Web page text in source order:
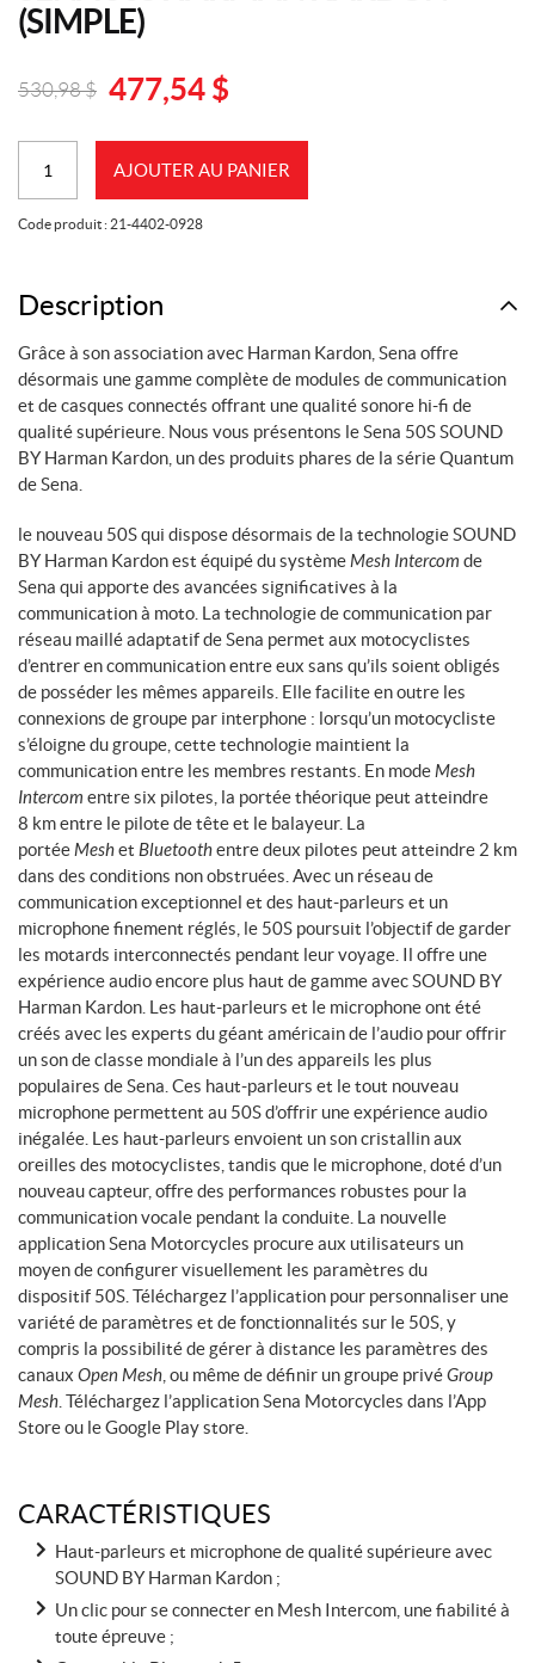
(SIMPLE)
530,98$
Original
price
was:
530,98
$.
477,54 $
Current
price
is:
477,54
$.
SENA
Harman
Kardon
(Simple)
AJOUTER AU PANIER
Code produit : 21-4402-0928
Description
Grâce à son association avec Harman Kardon, Sena offre
désormais une gamme complète de modules de communication
et de casques connectés offrant une qualité sonore hi-fi de
qualité supérieure. Nous vous présentons le Sena 50S SOUND
BY Harman Kardon, un des produits phares de la série Quantum
de Sena.
le nouveau 50S qui dispose désormais de la technologie SOUND
BY Harman Kardon est équipé du systèmeMesh Intercom de
Sena qui apporte des avancées significatives à la
communication à moto. La technologie de communication par
réseau maillé adaptatif de Sena permet aux motocyclistes
d’entrer en communication entre eux sans qu’ils soient obligés
de posséder les mêmes appareils. Elle facilite en outre les
connexions de groupe par interphone : lorsqu’un motocycliste
s’éloigne du groupe, cette technologie maintient la
communication entre les membres restants. En modeMesh
Intercom entre six pilotes, la portée théorique peut atteindre
8 km entre le pilote de tête et le balayeur. La
portéeMeshet Bluetoothentre deux pilotes peut atteindre 2 km
dans des conditions non obstruées. Avec un réseau de
communication exceptionnel et des haut-parleurs et un
microphone finement réglés, le 50S poursuit l’objectif de garder
les motards interconnectés pendant leur voyage. Il offre une
expérience audio encore plus haut de gamme avec SOUND BY
Harman Kardon. Les haut-parleurs et le microphone ont été
créés avec les experts du géant américain de l’audio pour offrir
un son de classe mondiale à l’un des appareils les plus
populaires de Sena. Ces haut-parleurs et le tout nouveau
microphone permettent au 50S d’offrir une expérience audio
inégalée. Les haut-parleurs envoient un son cristallin aux
oreilles des motocyclistes, tandis que le microphone, doté d’un
nouveau capteur, offre des performances robustes pour la
communication vocale pendant la conduite. La nouvelle
application Sena Motorcycles procure aux utilisateurs un
moyen de configurer visuellement les paramètres du
dispositif 50S. Téléchargez l’application pour personnaliser une
variété de paramètres et de fonctionnalités sur le 50S, y
compris la possibilité de gérer à distance les paramètres des
canaux Open Mesh , ou même de définir un groupe privéGroup
Mesh . Téléchargez l’application Sena Motorcycles dans l’App
Store ou le Google Play store.
CARACTÉRISTIQUES
Haut-parleurs et microphone de qualité supérieure avec
SOUND BY Harman Kardon ;
Un clic pour se connecter en Mesh Intercom, une fiabilité à
toute épreuve ;